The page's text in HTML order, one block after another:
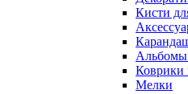
Кисти
Альбомы
Коврики
Мелки